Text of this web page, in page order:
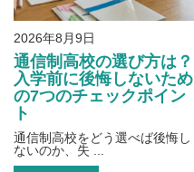
2026年8月9日
通信制高校の選び方は？
入学前に後悔しないため
の7つのチェックポイン
ト
通信制高校をどう選べば後悔し
ないのか、失 ...